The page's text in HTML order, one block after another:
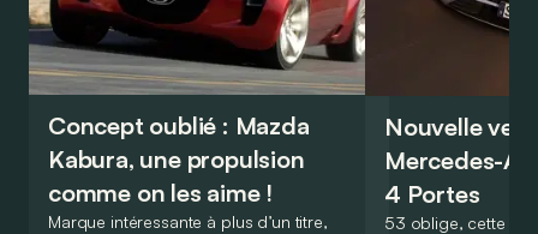
Concept oublié : Mazda
Kabura, une propulsion
comme on les aime !
Marque intéressante à plus d’un titre,
Nouvelle
Mercedes-
4 Portes
53 oblige, cette